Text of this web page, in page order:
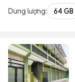
Dung lượng: 64 GB